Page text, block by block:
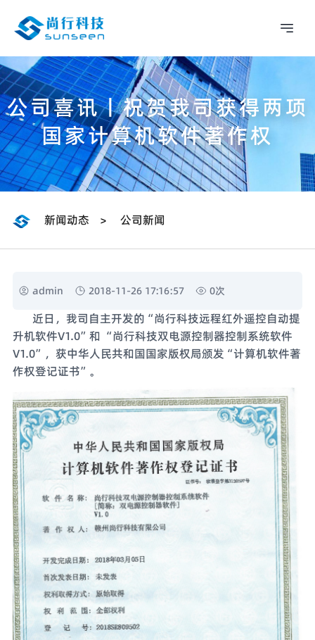
公司喜讯丨祝贺我司获得两项
国家计算机软件著作权
新闻动态 > 公司新闻
admin 2018-11-26 17:16:57 0次
近日，我司自主开发的“尚行科技远程红外遥控自动提
升机软件V1.0”和 “尚行科技双电源控制器控制系统软件
V1.0”，获中华人民共和国国家版权局颁发“计算机软件著
作权登记证书”。